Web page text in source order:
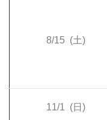
8/15 (土)
11/1 (日)